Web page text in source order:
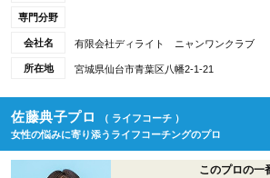
専門分野
会社名 有限会社ディライト ニャンワンクラブ
所在地 宮城県仙台市青葉区八幡2-1-21
佐藤典子プロ
（ ライフコーチ ）
女性の悩みに寄り添うライフコーチングのプロ
このプロの一